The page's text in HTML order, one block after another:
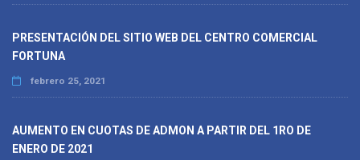
PRESENTACIÓN DEL SITIO WEB DEL CENTRO COMERCIAL
FORTUNA
febrero 25, 2021
AUMENTO EN CUOTAS DE ADMON A PARTIR DEL 1RO DE
ENERO DE 2021